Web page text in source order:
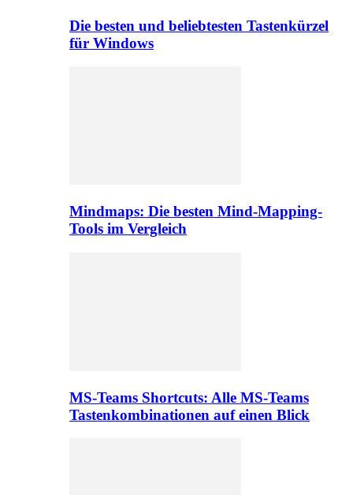
Die besten und beliebtesten Tastenkürzel
für Windows
Mindmaps: Die besten Mind-Mapping-
Tools im Vergleich
MS-Teams Shortcuts: Alle MS-Teams
Tastenkombinationen auf einen Blick